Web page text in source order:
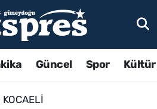
Güncel Spor
KOCAELI